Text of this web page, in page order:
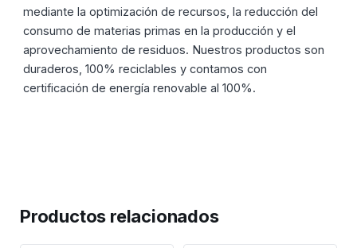
mediante la optimización de recursos, la reducción del
consumo de materias primas en la producción y el
aprovechamiento de residuos. Nuestros productos son
duraderos, 100% reciclables y contamos con
certificación de energía renovable al 100%.
Productos relacionados